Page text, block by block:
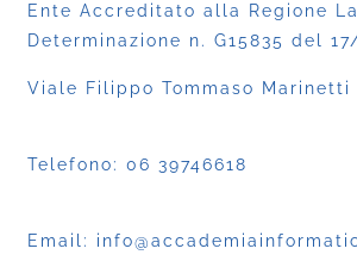
Ente Accreditato alla Regione
Determinazione n. G15835 del
Viale Filippo Tommaso Marinetti
Telefono: 06 39746618
Email: